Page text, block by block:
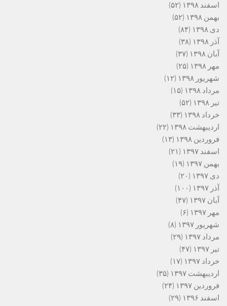
اسفند ۱۳۹۸
(۵۲)
بهمن ۱۳۹۸
(۵۲)
دی ۱۳۹۸
(۸۴)
آذر ۱۳۹۸
(۳۸)
آبان ۱۳۹۸
(۳۷)
مهر ۱۳۹۸
(۲۵)
شهریور ۱۳۹۸
(۱۲)
مرداد ۱۳۹۸
(۱۵)
تیر ۱۳۹۸
(۵۲)
خرداد ۱۳۹۸
(۳۳)
اردیبهشت ۱۳۹۸
(۲۲)
فروردین ۱۳۹۸
(۱۳)
اسفند ۱۳۹۷
(۲۱)
بهمن ۱۳۹۷
(۱۹)
دی ۱۳۹۷
(۲۰)
آذر ۱۳۹۷
(۱۰۰)
آبان ۱۳۹۷
(۴۷)
مهر ۱۳۹۷
(۶)
شهریور ۱۳۹۷
(۸)
مرداد ۱۳۹۷
(۲۹)
تیر ۱۳۹۷
(۴۷)
خرداد ۱۳۹۷
(۱۷)
اردیبهشت ۱۳۹۷
(۳۵)
فروردین ۱۳۹۷
(۲۴)
اسفند ۱۳۹۶
(۲۹)